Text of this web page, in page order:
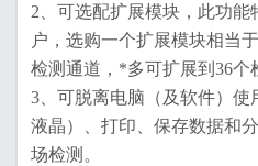
2、可选配扩展模块，此功能
户，选购一个扩展模块相当
检测通道，*多可扩展到36个
3、可脱离电脑（及软件）
液晶）、打印、保存数据和
场检测。